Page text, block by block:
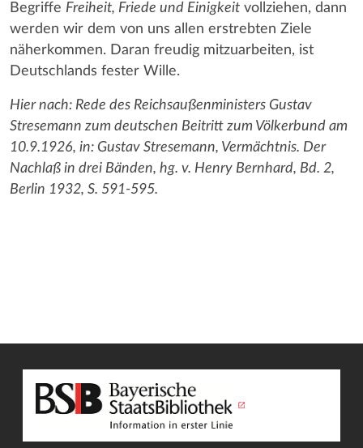
Begriffe Freiheit, Friede und Einigkeit vollziehen, dann
werden wir dem von uns allen erstrebten Ziele
näherkommen. Daran freudig mitzuarbeiten, ist
Deutschlands fester Wille.
Hier nach: Rede des Reichsaußenministers Gustav
Stresemann zum deutschen Beitritt zum Völkerbund am
10.9.1926, in: Gustav Stresemann, Vermächtnis. Der
Nachlaß in drei Bänden, hg. v. Henry Bernhard, Bd. 2,
Berlin 1932, S. 591-595.